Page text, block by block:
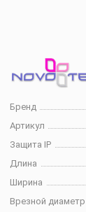
Бренд
Артикул
Защита IP
Длина
Ширина
Врезной диаметр